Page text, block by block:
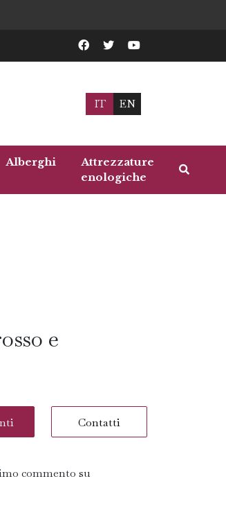
IT EN
Alberghi
Attrezzature
enologiche
e
Contatti
commento su